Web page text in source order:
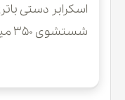
شستشوی 350 میلیمتریمخزن اب تمیز 11 لیتر